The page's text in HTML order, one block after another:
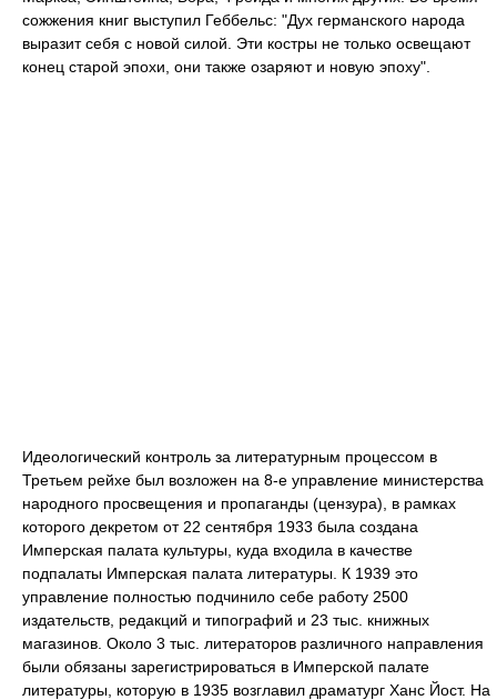
сожжения книг выступил Геббельс: "Дух германского народа
выразит себя с новой силой. Эти костры не только освещают
конец старой эпохи, они также озаряют и новую эпоху".
Идеологический контроль за литературным процессом в
Третьем рейхе был возложен на 8-е управление министерства
народного просвещения и пропаганды (цензура), в рамках
которого декретом от 22 сентября 1933 была создана
Имперская палата культуры, куда входила в качестве
подпалаты Имперская палата литературы. К 1939 это
управление полностью подчинило себе работу 2500
издательств, редакций и типографий и 23 тыс. книжных
магазинов. Около 3 тыс. литераторов различного направления
были обязаны зарегистрироваться в Имперской палате
литературы, которую в 1935 возглавил драматург Ханс Йост. На